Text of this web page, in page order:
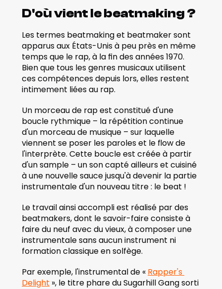
D'où vient le beatmaking ?
Les termes beatmaking et beatmaker sont
apparus aux États-Unis à peu près en même
temps que le rap, à la fin des années 1970.
Bien que tous les genres musicaux utilisent
ces compétences depuis lors, elles restent
intimement liées au rap.
Un morceau de rap est constitué d'une
boucle rythmique – la répétition continue
d'un morceau de musique – sur laquelle
viennent se poser les paroles et le flow de
l'interprète. Cette boucle est créée à partir
d'un sample – un son capté ailleurs et cuisiné
à une nouvelle sauce jusqu'à devenir la partie
instrumentale d'un nouveau titre : le beat !
Le travail ainsi accompli est réalisé par des
beatmakers, dont le savoir-faire consiste à
faire du neuf avec du vieux, à composer une
instrumentale sans aucun instrument ni
formation classique en solfège.
Par exemple, l'instrumental de « Rapper's
Delight », le titre phare du Sugarhill Gang sorti